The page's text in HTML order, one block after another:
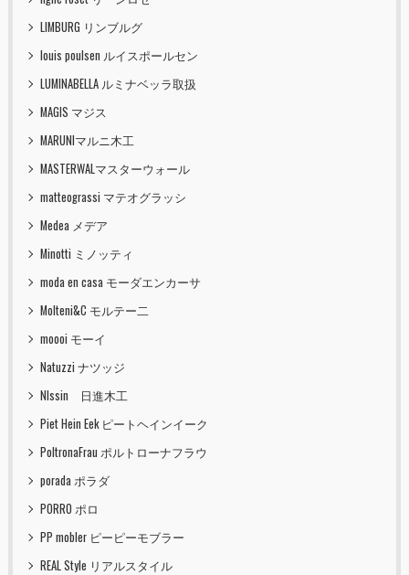
LIMBURG リンブルグ
louis poulsen ルイスポールセン
LUMINABELLA ルミナベッラ取扱
MAGIS マジス
MARUNIマルニ木工
MASTERWALマスターウォール
matteograssi マテオグラッシ
Medea メデア
Minotti ミノッティ
moda en casa モーダエンカーサ
Molteni&C モルテー二
moooi モーイ
Natuzzi ナツッジ
NIssin 日進木工
Piet Hein Eek ピートヘインイーク
PoltronaFrau ポルトローナフラウ
porada ポラダ
PORRO ポロ
PP mobler ピーピーモブラー
REAL Style リアルスタイル